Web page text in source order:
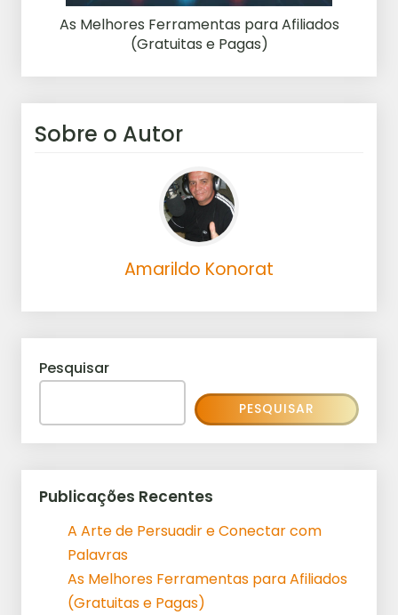
As Melhores Ferramentas para Afiliados
(Gratuitas e Pagas)
Sobre o Autor
Amarildo Konorat
Pesquisar
PESQUISAR
Publicações Recentes
A Arte de Persuadir e Conectar com
Palavras
As Melhores Ferramentas para Afiliados
(Gratuitas e Pagas)